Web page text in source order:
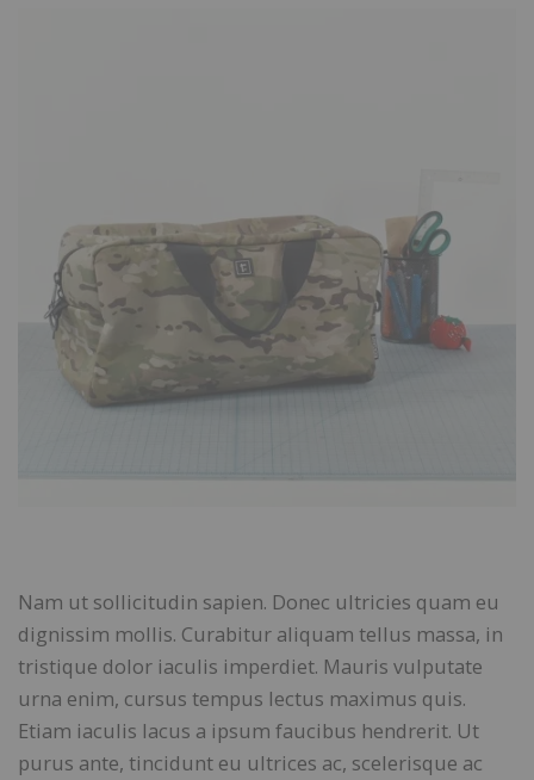
Nam ut sollicitudin sapien. Donec ultricies quam eu
dignissim mollis. Curabitur aliquam tellus massa, in
tristique dolor iaculis imperdiet. Mauris vulputate
urna enim, cursus tempus lectus maximus quis.
Etiam iaculis lacus a ipsum faucibus hendrerit. Ut
purus ante, tincidunt eu ultrices ac, scelerisque ac